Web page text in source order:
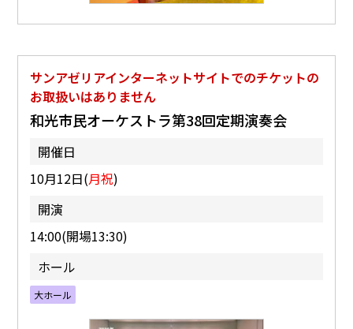
サンアゼリアインターネットサイトでのチケットの
お取扱いはありません
和光市民オーケストラ第38回定期演奏会
開催日
10月12日(月祝)
開演
14:00(開場13:30)
ホール
大ホール